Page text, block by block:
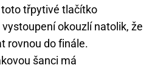
třpytivé tlačítko
okouzlí natolik, že
rovnou do finále.
šanci má